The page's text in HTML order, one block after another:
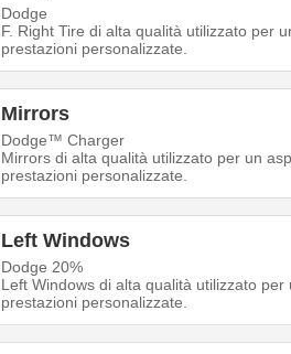
Dodge
F. Right Tire di alta qualità utilizzato per
prestazioni personalizzate.
Mirrors
Dodge™ Charger
Mirrors di alta qualità utilizzato per un
prestazioni personalizzate.
Left Windows
Dodge 20%
Left Windows di alta qualità utilizzato per
prestazioni personalizzate.